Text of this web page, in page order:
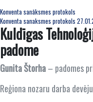
Konventa sanāksmes protokols
Konventa sanaksmes protokols
Kuldīgas
padome
Gunita Štorha– padomes
Reģiona nozaru darba